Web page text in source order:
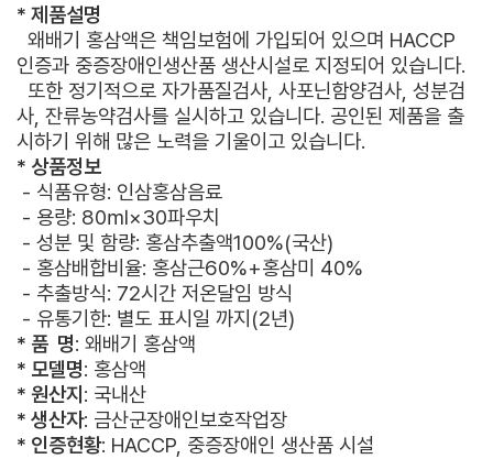
* 제품설명
왜배기 홍삼액은 책임보험에 가입되어 있으며 HACCP
인증과 중증장애인생산품 생산시설로 지정되어 있습니다.
또한 정기적으로 자가품질검사, 사포닌함양검사, 성분검
사, 잔류농약검사를 실시하고 있습니다. 공인된 제품을 출
시하기 위해 많은 노력을 기울이고 있습니다.
* 상품정보
- 식품유형: 인삼홍삼음료
- 용량: 80㎖×30파우치
- 성분 및 함량: 홍삼추출액100%(국산)
- 홍삼배합비율: 홍삼근60%+홍삼미 40%
- 추출방식: 72시간 저온달임 방식
- 유통기한: 별도 표시일 까지(2년)
* 품 명: 왜배기 홍삼액
* 모델명: 홍삼액
* 원산지 : 국내산
* 생산자: 금산군장애인보호작업장
* 인증현황: HACCP, 중증장애인 생산품 시설